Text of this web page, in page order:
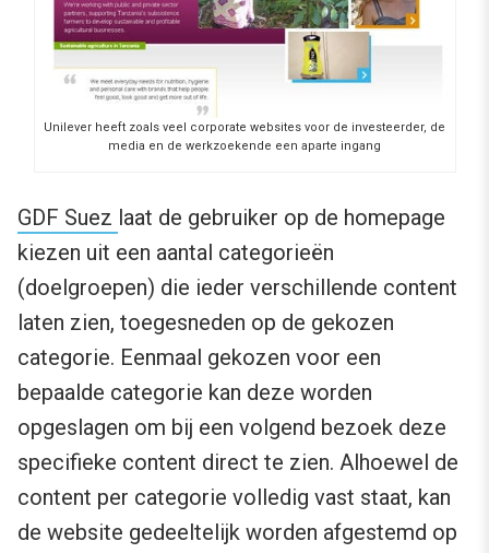
Unilever heeft zoals veel corporate websites voor de investeerder, de
media en de werkzoekende een aparte ingang
GDF Suez laat de gebruiker op de homepage
kiezen uit een aantal categorieën
(doelgroepen) die ieder verschillende content
laten zien, toegesneden op de gekozen
categorie. Eenmaal gekozen voor een
bepaalde categorie kan deze worden
opgeslagen om bij een volgend bezoek deze
specifieke content direct te zien. Alhoewel de
content per categorie volledig vast staat, kan
de website gedeeltelijk worden afgestemd op